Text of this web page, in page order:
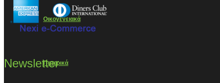
Οικογενειακά
Πατερικά
Newsletter